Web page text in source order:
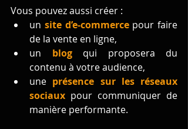
Vous pouvez aussi créer :
un site d’e-commerce pour faire
de la vente en ligne,
un blog qui proposera du
contenu à votre audience,
une présence sur les réseaux
sociaux pour communiquer de
manière performante.